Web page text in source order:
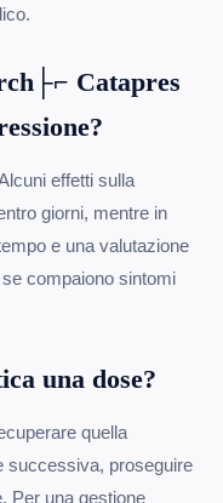
Catapres
effetti sulla
giorni, mentre in
e una valutazione
compaiono sintomi
una dose?
quella
successiva, proseguire
Per una gestione